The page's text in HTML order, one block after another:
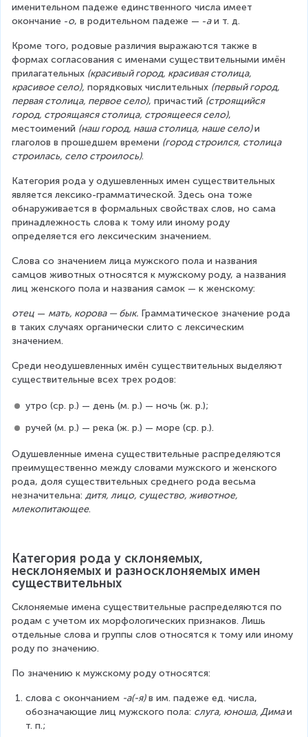
именительном падеже единственного числа имеет
окончание -о, в родительном падеже — -а и т. д.
Кроме того, родовые различия выражаются также в
формах согласования с именами существительными имён
прилагательных (красивый город, красивая столица,
красивое село), порядковых числительных (первый город,
первая столица, первое село), причастий (строящийся
город, строящаяся столица, строящееся село),
местоимений (наш город, наша столица, наше село) и
глаголов в прошедшем времени (город строился, столица
строилась, село строилось).
Категория рода у одушевленных имен существительных
является лексико-грамматической. Здесь она тоже
обнаруживается в формальных свойствах слов, но сама
принадлежность слова к тому или иному роду
определяется его лексическим значением.
Слова со значением лица мужского пола и названия
самцов животных относятся к мужскому роду, а названия
лиц женского пола и названия самок — к женскому:
отец — мать, корова — бык. Грамматическое значение рода
в таких случаях органически слито с лексическим
значением.
Среди неодушевленных имён существительных выделяют
существительные всех трех родов:
утро (ср. р.) — день (м. р.) — ночь (ж. р.);
ручей (м. р.) — река (ж. р.) — море (ср. р.).
Одушевленные имена существительные распределяются
преимущественно между словами мужского и женского
рода, доля существительных среднего рода весьма
незначительна: дитя, лицо, существо, животное,
млекопитающее.
Категория рода у склоняемых,
несклоняемых и разносклоняемых имен
существительных
Склоняемые имена существительные распределяются по
родам с учетом их морфологических признаков. Лишь
отдельные слова и группы слов относятся к тому или иному
роду по значению.
По значению к мужскому роду относятся:
слова с окончанием -а(-я) в им. падеже ед. числа,
обозначающие лиц мужского пола: слуга, юноша, Дима и
т. п.;